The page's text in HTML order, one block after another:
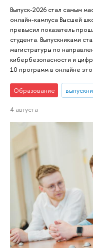
Выпуск-2026 стал самым
онлайн-кампуса Высшей
превысил показатель
студента. Выпускниками
магистратуры по
кибербезопасности и
10 программ в онлайне
Образование
4 августа